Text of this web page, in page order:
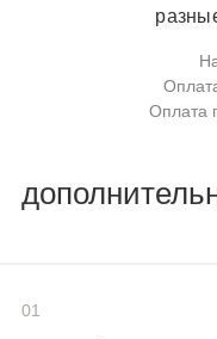
Оплата
01